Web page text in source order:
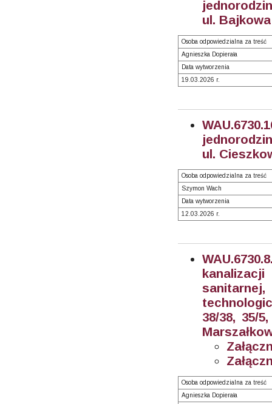
ul.
Osoba odpowiedzialna za treść
Agnieszka Dopierała
Data wytworzenia
19.03.2026 r.
ul.
Osoba odpowiedzialna za treść
Szymon Wach
Data wytworzenia
12.03.2026 r.
38/38, 35/
Osoba odpowiedzialna za treść
Agnieszka Dopierała